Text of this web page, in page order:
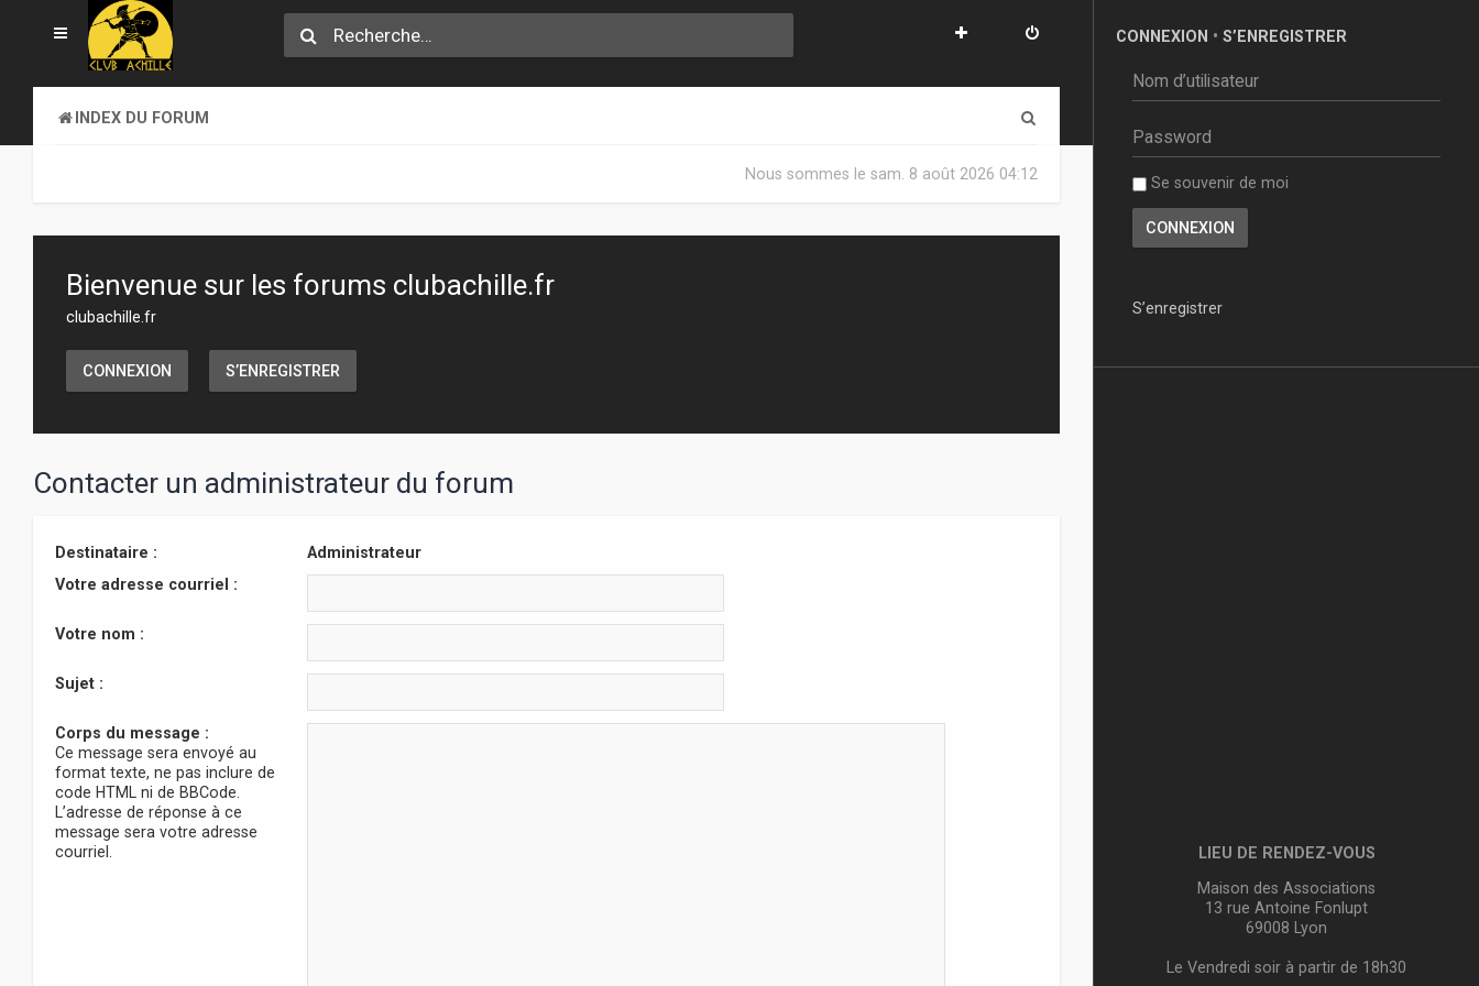
INDEX DU FORUM
c
Nous sommes le sam. 8 août 2026 04:12
Bienvenue sur les forums clubachille.fr
clubachille.fr
CONNEXION S’ENREGISTRER
Contacter un administrateur du forum
Destinataire :
Administrateur
Votre adresse courriel :
Votre nom :
Sujet :
Corps du message :
Ce message sera envoyé au
format texte, ne pas inclure de
code HTML ni de BBCode.
L’adresse de réponse à ce
message sera votre adresse
courriel.
CONNEXION • S’ENREGISTRER
Se souvenir de moi
S’enregistrer
LIEU DE RENDEZ-VOUS
Maison des Associations
13 rue Antoine Fonlupt
69008 Lyon
Le Vendredi soir à partir de 18h30